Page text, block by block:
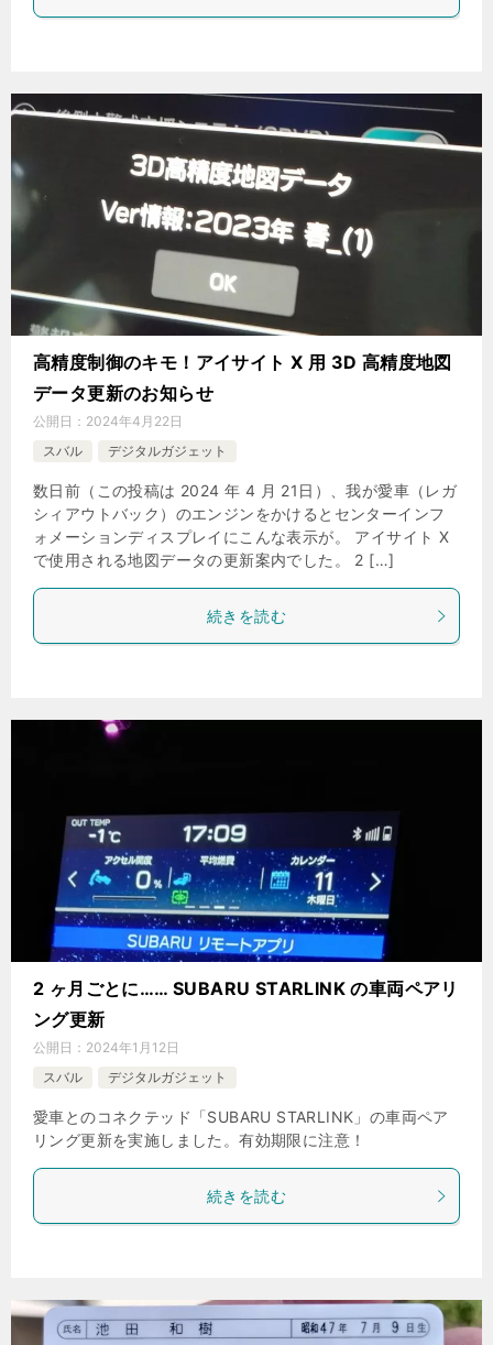
高精度制御のキモ！アイサイト X 用 3D 高精度地図
データ更新のお知らせ
公開日： 2024年4月22日
スバル
デジタルガジェット
数日前（この投稿は 2024 年 4 月 21日）、我が愛車（レガ
シィアウトバック）のエンジンをかけるとセンターインフ
ォメーションディスプレイにこんな表示が。 アイサイト X
で使用される地図データの更新案内でした。 2 […]
続きを読む
2 ヶ月ごとに…… SUBARU STARLINK の車両ペアリ
ング更新
公開日： 2024年1月12日
スバル
デジタルガジェット
愛車とのコネクテッド「SUBARU STARLINK」の車両ペア
リング更新を実施しました。有効期限に注意！
続きを読む